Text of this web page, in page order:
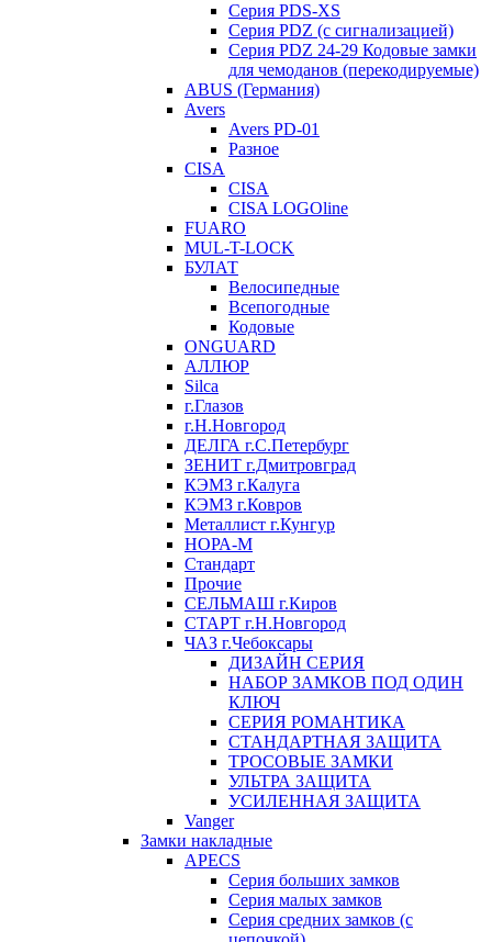
Серия PDS-XS
Серия PDZ (с сигнализацией)
Серия PDZ 24-29 Кодовые замки
для чемоданов (перекодируемые)
ABUS (Германия)
Avers
Avers PD-01
Разное
CISA
CISA
CISA LOGOline
FUARO
MUL-T-LOCK
БУЛАТ
Велосипедные
Всепогодные
Кодовые
ONGUARD
АЛЛЮР
Silca
г.Глазов
г.Н.Новгород
ДЕЛГА г.С.Петербург
ЗЕНИТ г.Дмитровград
КЭМЗ г.Калуга
КЭМЗ г.Ковров
Металлист г.Кунгур
НОРА-М
Стандарт
Прочие
СЕЛЬМАШ г.Киров
СТАРТ г.Н.Новгород
ЧАЗ г.Чебоксары
ДИЗАЙН СЕРИЯ
НАБОР ЗАМКОВ ПОД ОДИН
КЛЮЧ
СЕРИЯ РОМАНТИКА
СТАНДАРТНАЯ ЗАЩИТА
ТРОСОВЫЕ ЗАМКИ
УЛЬТРА ЗАЩИТА
УСИЛЕННАЯ ЗАЩИТА
Vanger
Замки накладные
APECS
Серия больших замков
Серия малых замков
Серия средних замков (с